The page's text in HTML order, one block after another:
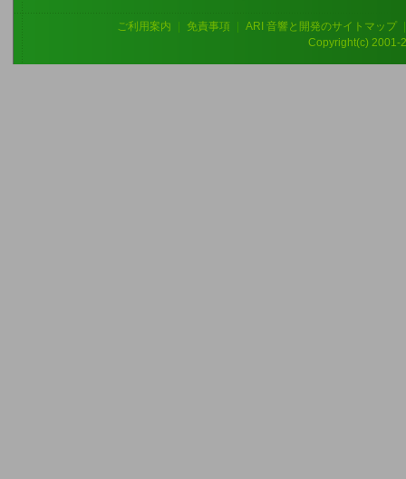
ご利用案内 免責事項 ARI 音響と開発のサイトマップ
Copyright(c) 2001-